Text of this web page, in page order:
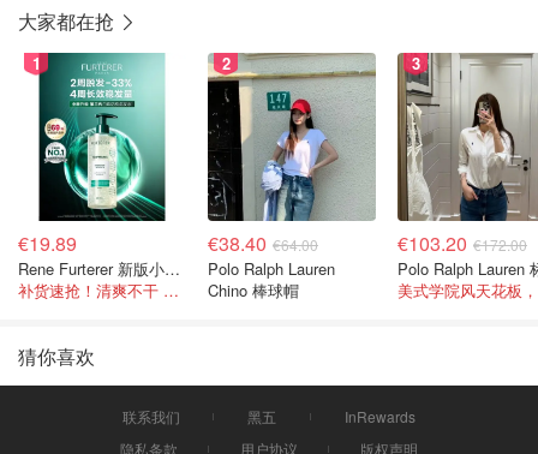
大家都在抢
1
€19.89
Rene Furterer 新版小白珠洗发水 500ml
补货速抢！清爽不干 蓬松强韧秀发
2
€38.40 €64.00
Polo Ralph Lauren
Chino 棒球帽
3
€103.20 €172.00
猜你喜欢
联系我们 黑五
InRewards
隐私条款
用户协议 版权声明